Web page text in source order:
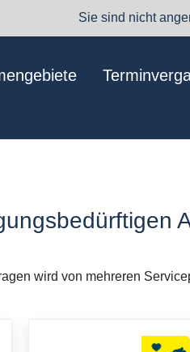
Sie sind nicht
wird von mehreren